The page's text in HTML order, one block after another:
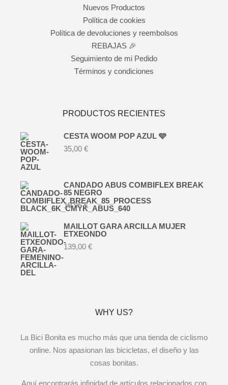
Nuevos Productos
Política de cookies
Política de devoluciones y reembolsos
REBAJAS 🎉
Seguimiento de mi Pedido
Términos y condiciones
PRODUCTOS RECIENTES
CESTA WOOM POP AZUL 🩵
35,00 €
CANDADO ABUS COMBIFLEX BREAK
85 NEGRO
19,95€
MAILLOT GARA ARCILLA MUJER
ETXEONDO
139,00 €
WHY US?
La Bici Bonita es mucho más que una tienda de ciclismo
online. Nos apasionan las bicicletas, el diseño y las
cosas bonitas.